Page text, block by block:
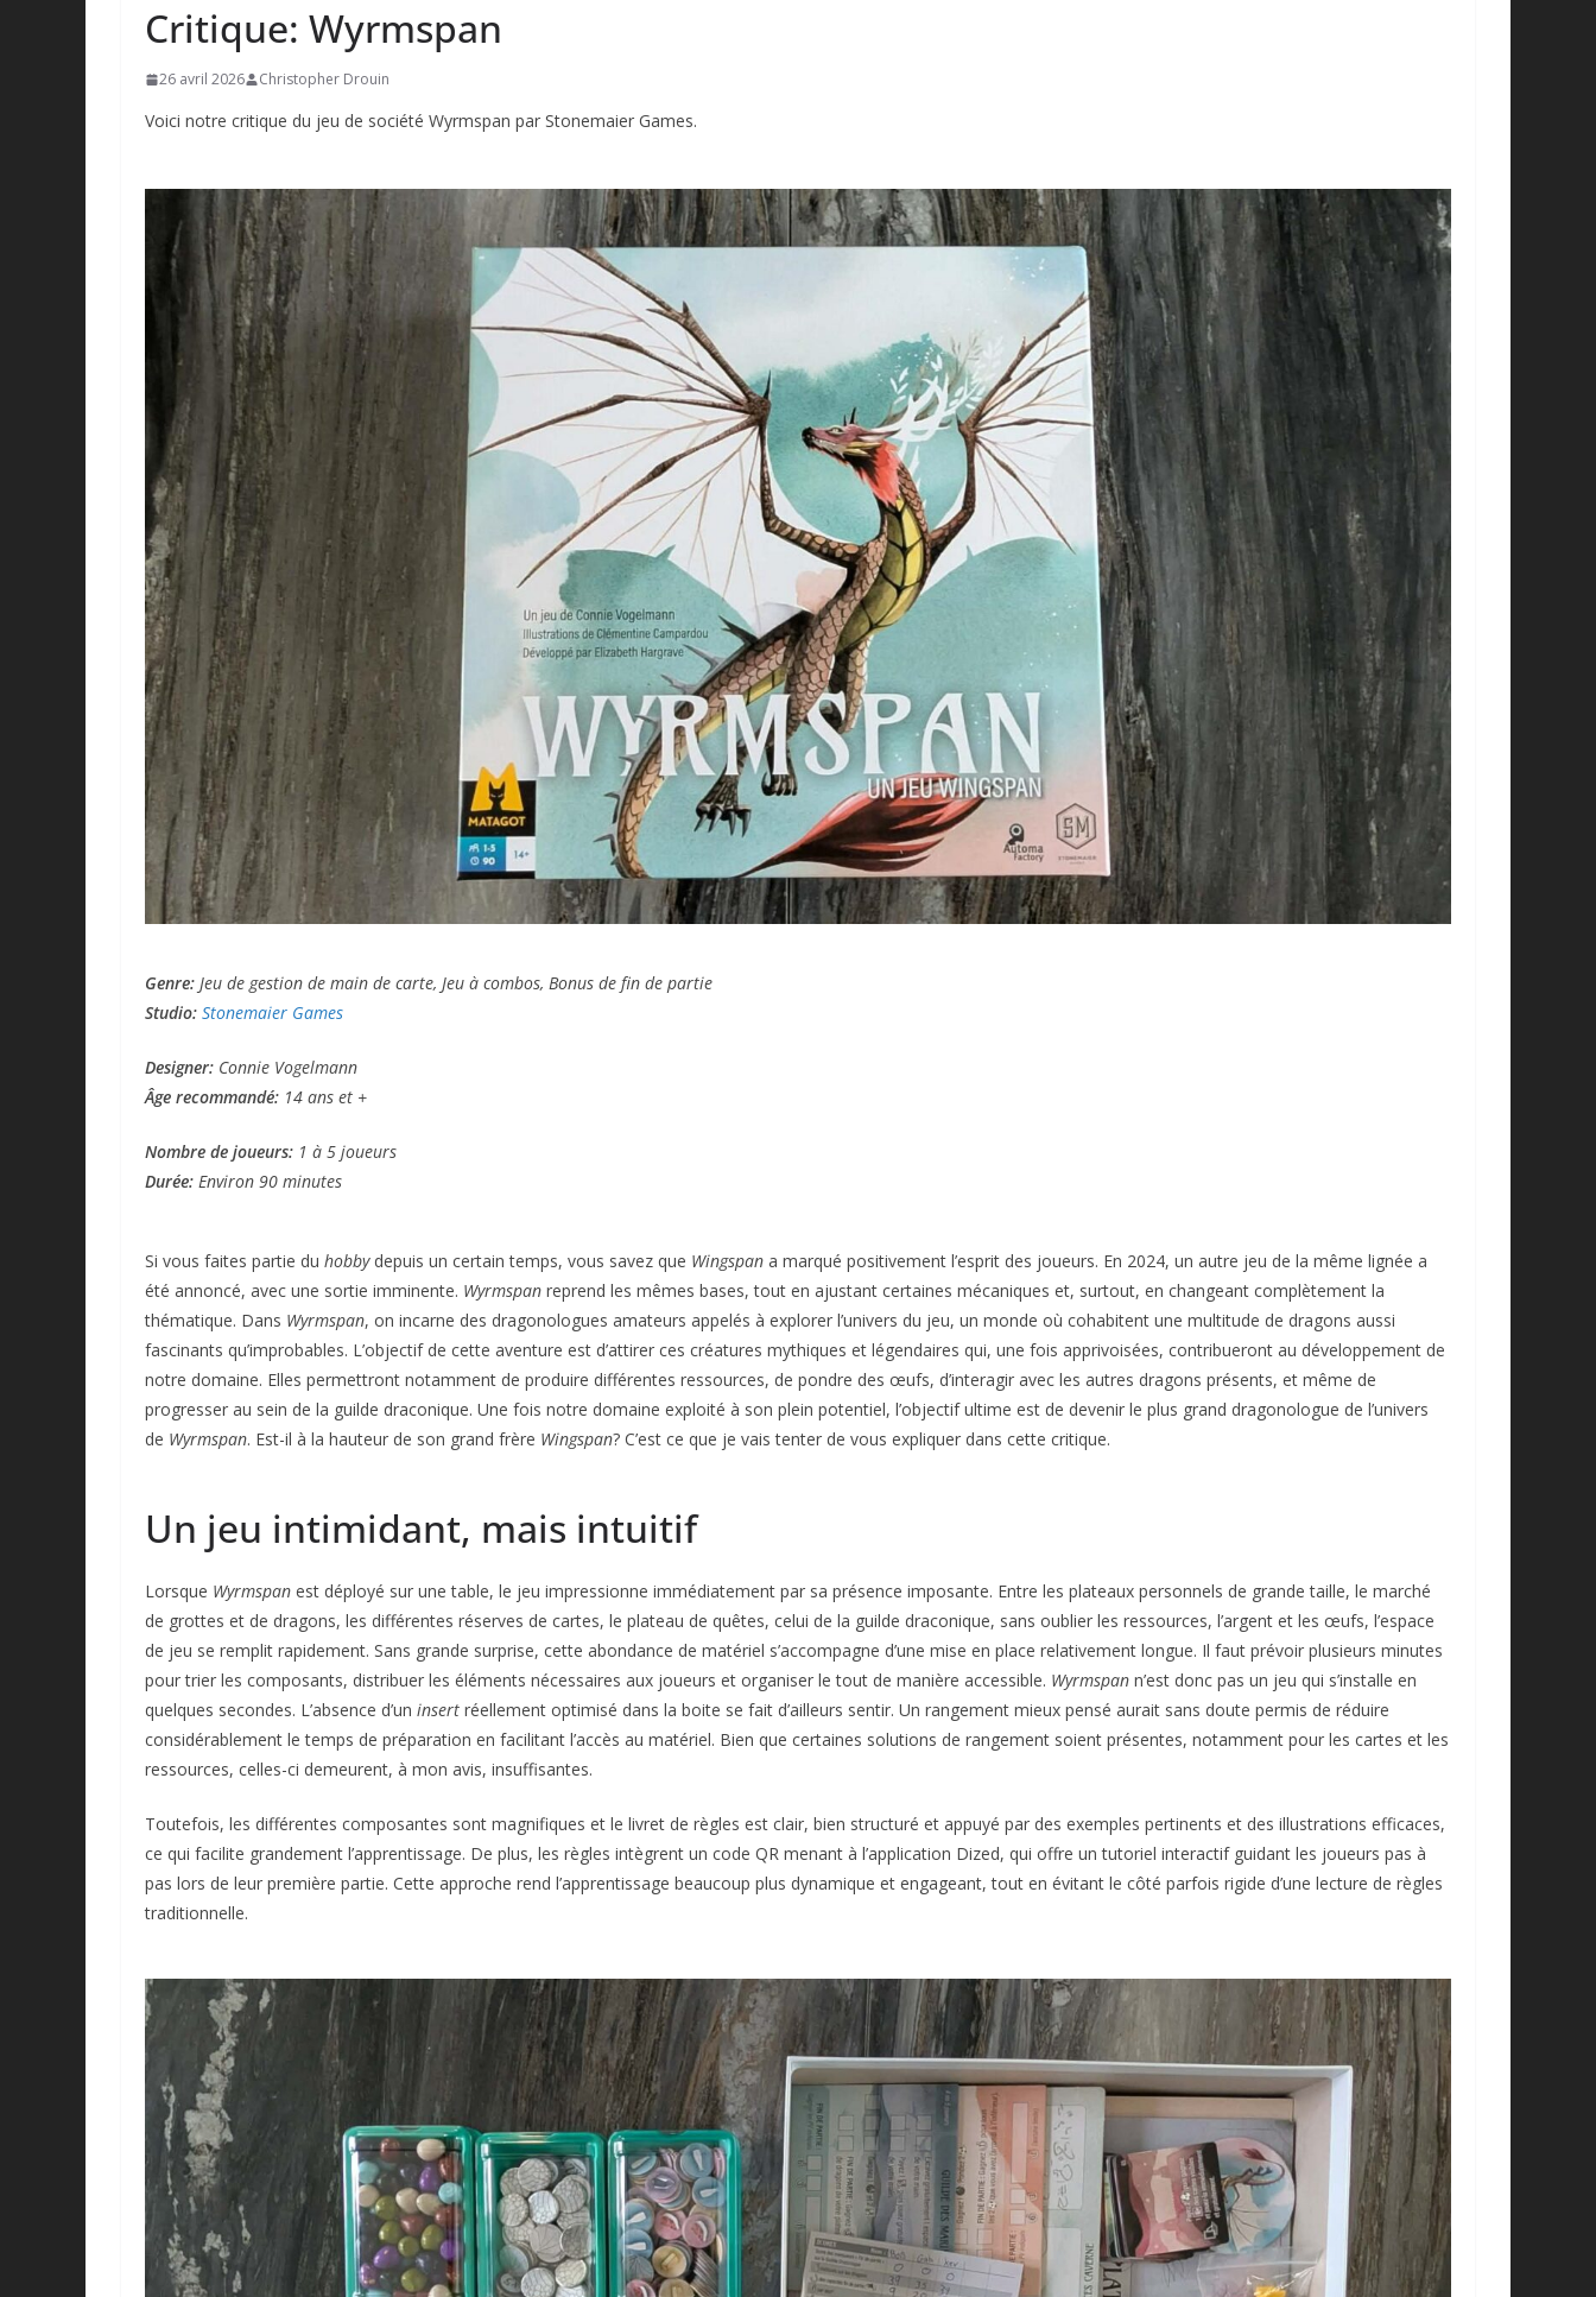
Critique: Wyrmspan
26 avril 2026 Christopher Drouin
Voici notre critique du jeu de société Wyrmspan par Stonemaier Games.
Genre: Jeu de gestion de main de carte, Jeu à combos, Bonus de fin de partie
Studio: Stonemaier Games
Designer: Connie Vogelmann
Âge recommandé: 14 ans et +
Nombre de joueurs: 1 à 5 joueurs
Durée: Environ 90 minutes
Si vous faites partie du hobbydepuis un certain temps, vous savez que Wingspan a marqué positivement l’esprit des joueurs. En 2024, un autre jeu de la même lignée a
été annoncé, avec une sortie imminente. Wyrmspan reprend les mêmes bases, tout en ajustant certaines mécaniques et, surtout, en changeant complètement la
thématique. Dans Wyrmspan, on incarne des dragonologues amateurs appelés à explorer l’univers du jeu, un monde où cohabitent une multitude de dragons aussi
fascinants qu’improbables. L’objectif de cette aventure est d’attirer ces créatures mythiques et légendaires qui, une fois apprivoisées, contribueront au développement de
notre domaine. Elles permettront notamment de produire différentes ressources, de pondre des œufs, d’interagir avec les autres dragons présents, et même de
progresser au sein de la guilde draconique. Une fois notre domaine exploité à son plein potentiel, l’objectif ultime est de devenir le plus grand dragonologue de l’univers
de Wyrmspan. Est-il à la hauteur de son grand frère Wingspan? C’est ce que je vais tenter de vous expliquer dans cette critique.
Un jeu intimidant, mais intuitif
Lorsque Wyrmspan est déployé sur une table, le jeu impressionne immédiatement par sa présence imposante. Entre les plateaux personnels de grande taille, le marché
de grottes et de dragons, les différentes réserves de cartes, le plateau de quêtes, celui de la guilde draconique, sans oublier les ressources, l’argent et les œufs, l’espace
de jeu se remplit rapidement. Sans grande surprise, cette abondance de matériel s’accompagne d’une mise en place relativement longue. Il faut prévoir plusieurs minutes
pour trier les composants, distribuer les éléments nécessaires aux joueurs et organiser le tout de manière accessible. Wyrmspan n’est donc pas un jeu qui s’installe en
quelques secondes. L’absence d’un insert réellement optimisé dans la boite se fait d’ailleurs sentir. Un rangement mieux pensé aurait sans doute permis de réduire
considérablement le temps de préparation en facilitant l’accès au matériel. Bien que certaines solutions de rangement soient présentes, notamment pour les cartes et les
ressources, celles-ci demeurent, à mon avis, insuffisantes.
Toutefois, les différentes composantes sont magnifiques et le livret de règles est clair, bien structuré et appuyé par des exemples pertinents et des illustrations efficaces,
ce qui facilite grandement l’apprentissage. De plus, les règles intègrent un code QR menant à l’application Dized, qui offre un tutoriel interactif guidant les joueurs pas à
pas lors de leur première partie. Cette approche rend l’apprentissage beaucoup plus dynamique et engageant, tout en évitant le côté parfois rigide d’une lecture de règles
traditionnelle.